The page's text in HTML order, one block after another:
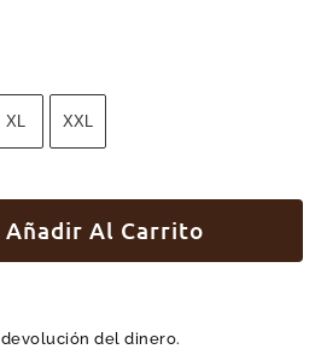
XL XXL
Añadir Al Carrito
del dinero.